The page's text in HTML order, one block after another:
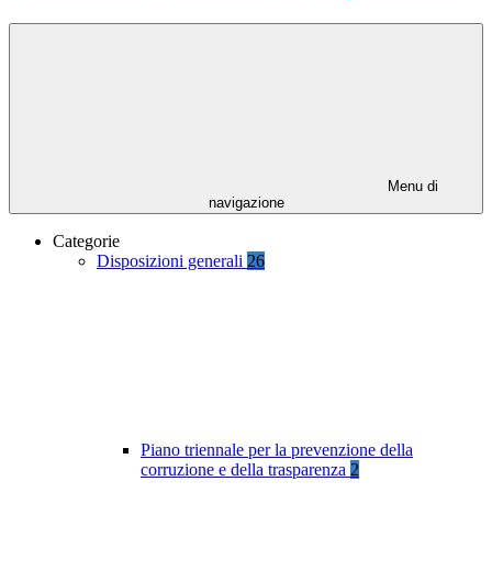
Menu di
navigazione
Categorie
Disposizioni generali 26
Piano triennale per la prevenzione della
corruzione e della trasparenza 2